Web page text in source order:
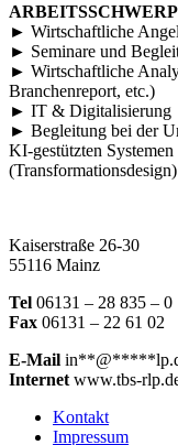
► Wirtschaftliche
► Seminare und
► Wirtschaftliche
Branchenreport, etc.)
► IT & Digitalisierung
► Begleitung bei der
KI-gestützten Systemen
(Transformationsdesign)
Kaiserstraße 26-30
55116 Mainz
Tel 06131 – 28 835 – 0
Fax 06131 – 22 61 02
E-Mail in**@*****
Internet www.tbs-
Kontakt
Impressum